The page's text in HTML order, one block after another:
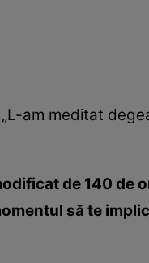
„L-am meditat
de 140 de
să te